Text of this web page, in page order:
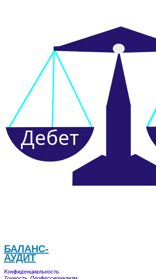
Дебет
БАЛАНС-
АУДИТ
Конфиденциальность.